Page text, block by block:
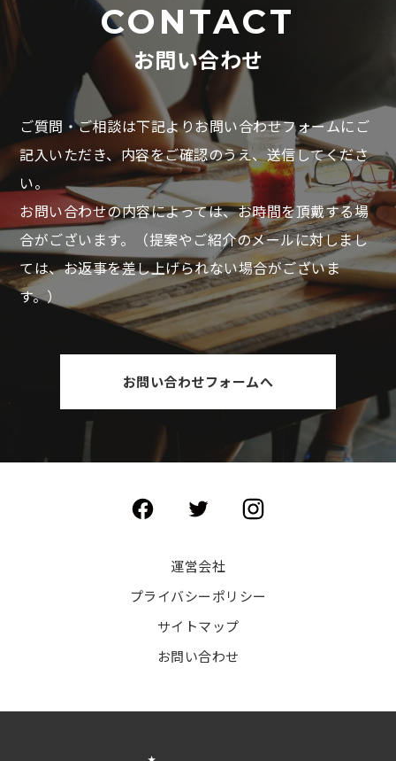
CONTACT
お問い合わせ
ご質問・ご相談は下記よりお問い合わせフォームにご
記入いただき、内容をご確認のうえ、送信してくださ
い。
お問い合わせの内容によっては、お時間を頂戴する場
合がございます。
（提案やご紹介のメールに対しまし
ては、お返事を差し上げられない場合がございま
す。）
お問い合わせフォームへ
運営会社
プライバシーポリシー
サイトマップ
お問い合わせ